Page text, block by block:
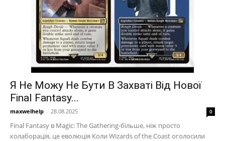
Я Не Можу Не Бути В Захваті Від Нової
Final Fantasy...
maxwelhelp - 28.08.2025 0
Final Fantasy в Magic: The Gathering-більше, ніж просто
колаборація, це еволюція Коли Wizards of the Coast оголосили